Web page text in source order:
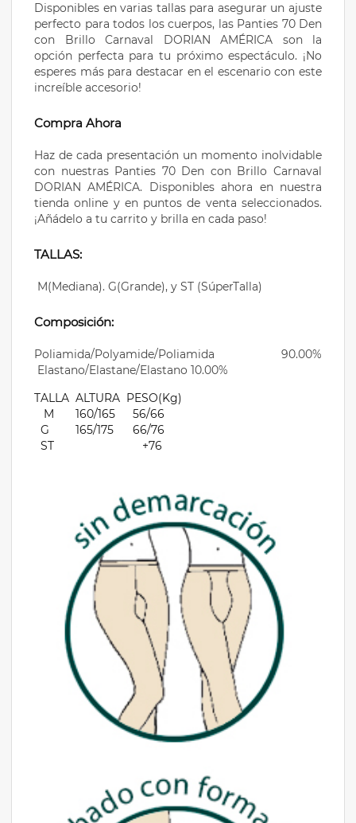
Disponibles en varias tallas para asegurar un ajuste
perfecto para todos los cuerpos, las Panties 70 Den
con Brillo Carnaval DORIAN AMÉRICA son la
opción perfecta para tu próximo espectáculo. ¡No
esperes más para destacar en el escenario con este
increíble accesorio!
Compra Ahora
Haz de cada presentación un momento inolvidable
con nuestras Panties 70 Den con Brillo Carnaval
DORIAN AMÉRICA. Disponibles ahora en nuestra
tienda online y en puntos de venta seleccionados.
¡Añádelo a tu carrito y brilla en cada paso!
TALLAS:
M(Mediana). G(Grande), y ST (SúperTalla)
Composición:
Poliamida/Polyamide/Poliamida 90.00%
Elastano/Elastane/Elastano 10.00%
TALLA ALTURA PESO(Kg)
M
160/165
56/66
G
165/175
66/76
ST
+76